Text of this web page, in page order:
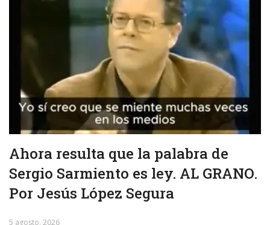
Ahora resulta que la palabra de
Sergio Sarmiento es ley. AL GRANO.
Por Jesús López Segura
5 agosto, 2026